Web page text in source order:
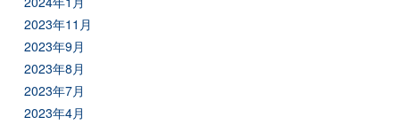
2023年11月
2023年9月
2023年8月
2023年7月
2023年4月